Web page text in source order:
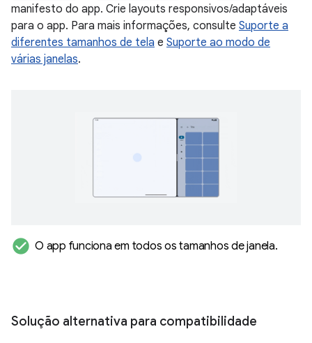
manifesto do app. Crie layouts responsivos/adaptáveis
para o app. Para mais informações, consulte Suporte a
diferentes tamanhos de tela e Suporte ao modo de
várias janelas.
check_circle O app funciona em todos os tamanhos de janela.
Solução alternativa para compatibilidade